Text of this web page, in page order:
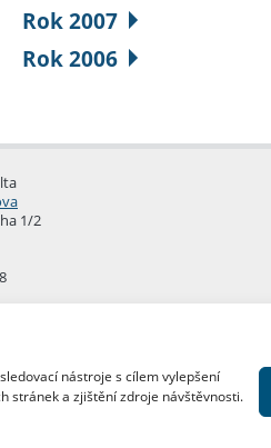
nástroje s cílem vylepšení
stránek a zjištění zdroje návštěvnosti.
Rok 2007
Rok 2006
1/2